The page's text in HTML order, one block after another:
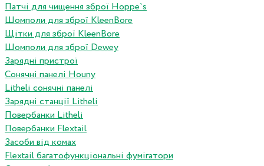
Патчі для чищення зброї Hoppe`s
Шомполи для зброї KleenBore
Щітки для зброї KleenBore
Шомполи для зброї Dewey
Зарядні пристрої
Сонячні панелі Houny
Litheli сонячні панелі
Зарядні станції Litheli
Повербанки Litheli
Повербанки Flextail
Засоби від комах
Flextail багатофункціональні фумігатори